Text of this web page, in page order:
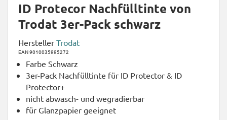
ID Protecor Nachfülltinte von
Trodat 3er-Pack schwarz
Hersteller Trodat
EAN 9010035995272
Farbe Schwarz
3er-Pack Nachfülltinte für ID Protector & ID
Protector+
nicht abwasch- und wegradierbar
für Glanzpapier geeignet
Bildgalerie
springen
der
Bildgalerie
springen